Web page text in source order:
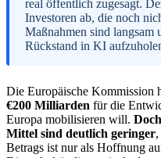
real öffentlich zugesagt.
Investoren ab, die noch
Maßnahmen sind langsam
Rückstand in KI
Die Europäische Kommission
€200 Milliarden für die
Europa mobilisieren will.
Mittel sind deutlich geringer
Betrags ist nur als Hoffnung